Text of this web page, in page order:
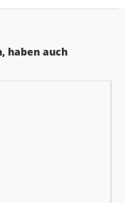
haben auch